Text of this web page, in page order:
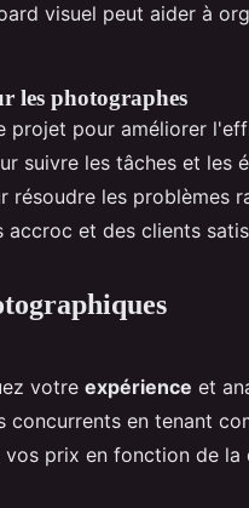
visuel peut aider à
les photographes
projet pour améliorer
suivre les tâches et les
résoudre les problèmes
et des clients
votre expérience et
concurrents en tenant
prix en fonction de la